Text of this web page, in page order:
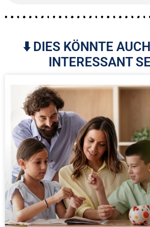
⬇️ DIES KÖNNTE
INTERESSANT